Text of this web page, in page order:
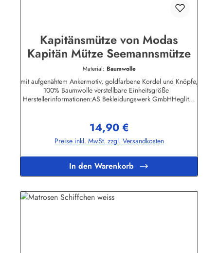
Kapitänsmütze von Modas
Kapitän Mütze Seemannsmütze
Material: Baumwolle
mit aufgenähtem Ankermotiv, goldfarbene Kordel und Knöpfe,
100% Baumwolle verstellbare Einheitsgröße
Herstellerinformationen:AS Bekleidungswerk GmbHHeglitzer
Regulärer Preis:
14,90 €
Preise inkl. MwSt. zzgl. Versandkosten
In den Warenkorb